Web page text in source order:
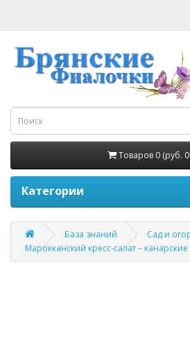
Товаров 0 (руб.
Категории
База знаний
Сад и
Марокканский кресс-салат –